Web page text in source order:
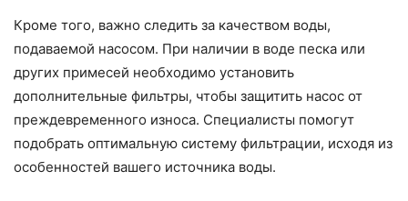
Кроме того, важно следить за качеством воды,
подаваемой насосом. При наличии в воде песка или
других примесей необходимо установить
дополнительные фильтры, чтобы защитить насос от
преждевременного износа. Специалисты помогут
подобрать оптимальную систему фильтрации, исходя из
особенностей вашего источника воды.